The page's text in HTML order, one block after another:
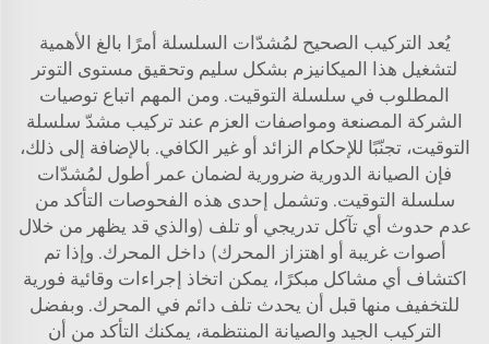
يُعد التركيب الصحيح لمُشدّات السلسلة أمرًا بالغ الأهمية
لتشغيل هذا الميكانيزم بشكل سليم وتحقيق مستوى التوتر
المطلوب في سلسلة التوقيت. ومن المهم اتباع توصيات
الشركة المصنعة ومواصفات العزم عند تركيب مشدّ سلسلة
التوقيت، تجنّبًا للإحكام الزائد أو غير الكافي. بالإضافة إلى ذلك،
فإن الصيانة الدورية ضرورية لضمان عمر أطول لمُشدّات
سلسلة التوقيت. وتشمل إحدى هذه الفحوصات التأكد من
عدم حدوث أي تآكل تدريجي أو تلف (والذي قد يظهر من خلال
أصوات غريبة أو اهتزاز المحرك) داخل المحرك. وإذا تم
اكتشاف أي مشاكل مبكرًا، يمكن اتخاذ إجراءات وقائية فورية
للتخفيف منها قبل أن يحدث تلف دائم في المحرك. وبفضل
التركيب الجيد والصيانة المنتظمة، يمكنك التأكد من أن